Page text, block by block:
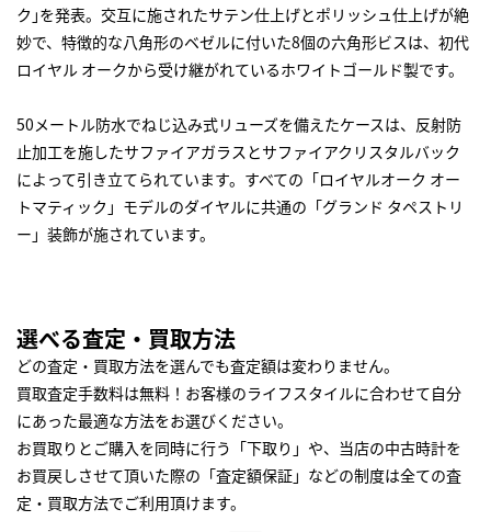
ク｣を発表。交互に施されたサテン仕上げとポリッシュ仕上げが絶
妙で、特徴的な八角形のベゼルに付いた8個の六角形ビスは、初代
ロイヤル オークから受け継がれているホワイトゴールド製です。
50メートル防水でねじ込み式リューズを備えたケースは、反射防
止加工を施したサファイアガラスとサファイアクリスタルバック
によって引き立てられています。すべての「ロイヤルオーク オー
トマティック」モデルのダイヤルに共通の「グランド タペストリ
ー」装飾が施されています。
選べる査定・買取方法
どの査定・買取方法を選んでも査定額は変わりません。
買取査定手数料は無料！お客様のライフスタイルに合わせて自分
にあった最適な方法をお選びください。
お買取りとご購入を同時に行う「下取り」や、当店の中古時計を
お買戻しさせて頂いた際の「査定額保証」などの制度は全ての査
定・買取方法でご利用頂けます。